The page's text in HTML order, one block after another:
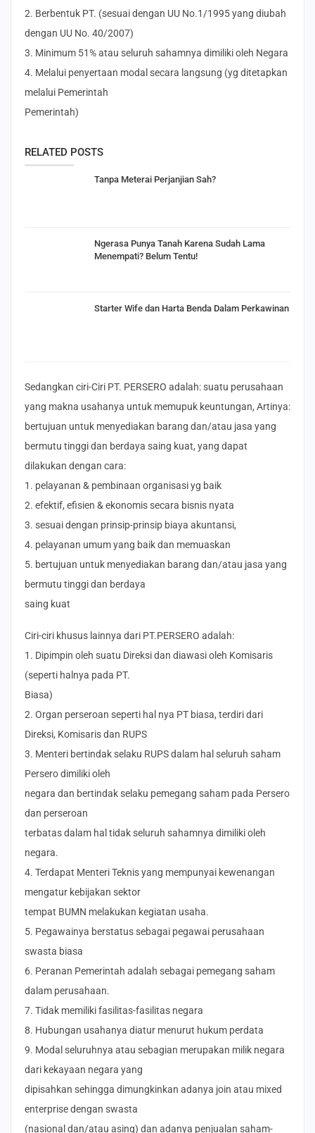
2. Berbentuk PT. (sesuai dengan UU No.1/1995 yang diubah
dengan UU No. 40/2007)
3. Minimum 51% atau seluruh sahamnya dimiliki oleh Negara
4. Melalui penyertaan modal secara langsung (yg ditetapkan
melalui Pemerintah
Pemerintah)
RELATED POSTS
Tanpa Meterai Perjanjian Sah?
Ngerasa Punya Tanah Karena Sudah Lama
Menempati? Belum Tentu!
Starter Wife dan Harta Benda Dalam Perkawinan
Sedangkan ciri-Ciri PT. PERSERO adalah: suatu perusahaan
yang makna usahanya untuk memupuk keuntungan, Artinya:
bertujuan untuk menyediakan barang dan/atau jasa yang
bermutu tinggi dan berdaya saing kuat, yang dapat
dilakukan dengan cara:
1. pelayanan & pembinaan organisasi yg baik
2. efektif, efisien & ekonomis secara bisnis nyata
3. sesuai dengan prinsip-prinsip biaya akuntansi,
4. pelayanan umum yang baik dan memuaskan
5. bertujuan untuk menyediakan barang dan/atau jasa yang
bermutu tinggi dan berdaya
saing kuat
Ciri-ciri khusus lainnya dari PT.PERSERO adalah:
1. Dipimpin oleh suatu Direksi dan diawasi oleh Komisaris
(seperti halnya pada PT.
Biasa)
2. Organ perseroan seperti hal nya PT biasa, terdiri dari
Direksi, Komisaris dan RUPS
3. Menteri bertindak selaku RUPS dalam hal seluruh saham
Persero dimiliki oleh
negara dan bertindak selaku pemegang saham pada Persero
dan perseroan
terbatas dalam hal tidak seluruh sahamnya dimiliki oleh
negara.
4. Terdapat Menteri Teknis yang mempunyai kewenangan
mengatur kebijakan sektor
tempat BUMN melakukan kegiatan usaha.
5. Pegawainya berstatus sebagai pegawai perusahaan
swasta biasa
6. Peranan Pemerintah adalah sebagai pemegang saham
dalam perusahaan.
7. Tidak memiliki fasilitas-fasilitas negara
8. Hubungan usahanya diatur menurut hukum perdata
9. Modal seluruhnya atau sebagian merupakan milik negara
dari kekayaan negara yang
dipisahkan sehingga dimungkinkan adanya join atau mixed
enterprise dengan swasta
(nasional dan/atau asing) dan adanya penjualan saham-